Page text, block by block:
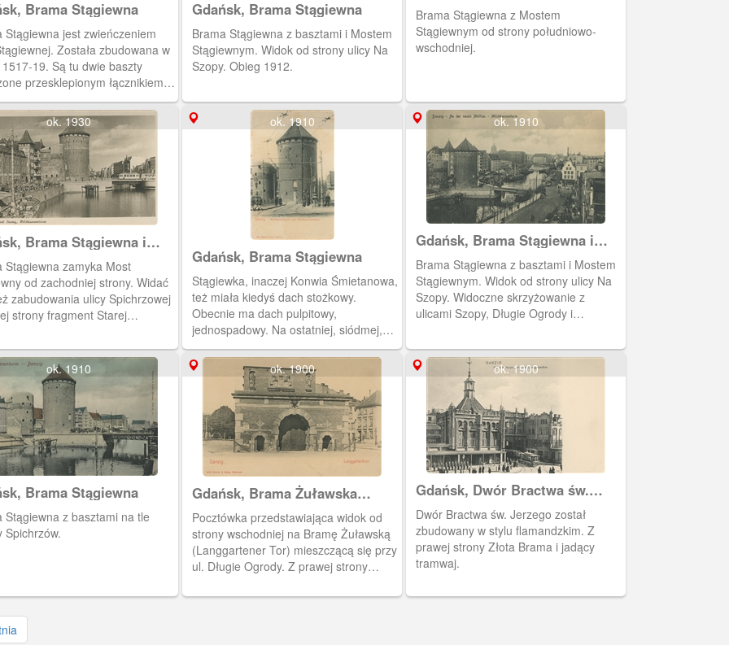
Brama Stągiewna
Stągiewna jest zwieńczeniem
Została zbudowana w
19. Są tu dwie baszty
przesklepionym łącznikiem-
Gdańsk, Brama Stągiewna
Brama Stągiewna z basztami i Mostem
Stągiewnym. Widok od strony ulicy Na
Szopy. Obieg 1912.
Mostem Stągiewnym
Brama Stągiewna z Mostem
Stągiewnym od strony południowo-
wschodniej.
ok. 1930
Brama Stągiewna i
Stągiewna zamyka Most
od zachodniej strony. Widać
zabudowania ulicy Spichrzowej
strony fragment Starej
ok. 1910
Gdańsk, Brama Stągiewna
Stągiewka, inaczej Konwia Śmietanowa,
też miała kiedyś dach stożkowy.
Obecnie ma dach pulpitowy,
jednospadowy. Na ostatniej, siódmej,
kondygnacji Stągwi umieszczano
armaty.
ok. 1910
Gdańsk, Brama Stągiewna i
ulica Szopy
Brama Stągiewna z basztami i Mostem
Stągiewnym. Widok od strony ulicy Na
Szopy. Widoczne skrzyżowanie z
ulicami Szopy, Długie Ogrody i
zabudowa Wyspy Spichrzów
ok. 1910
Brama Stągiewna
Stągiewna z basztami na tle
Spichrzów.
ok. 1900
Gdańsk, Brama Żuławska
(Langgartener Tor)
Pocztówka przedstawiająca widok od
strony wschodniej na Bramę Żuławską
(Langgartener Tor) mieszczącą się przy
ul. Długie Ogrody. Z prawej strony
Długie Ogrody.
ok. 1900
Gdańsk, Dwór Bractwa św.
Jerzego i Złota Brama
Dwór Bractwa św. Jerzego został
zbudowany w stylu flamandzkim. Z
prawej strony Złota Brama i jadący
tramwaj.